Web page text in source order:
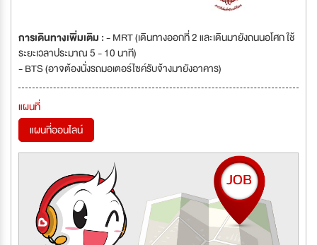
การเดินทางเพิ่มเติม :- MRT (เดินทางออกที่ 2 และเดินมายังถนนอโศก ใช้
ระยะเวลาประมาณ 5 - 10 นาที)
- BTS (อาจต้องนั่งรถมอเตอร์ไซค์รับจ้างมายังอาคาร)
แผนที่
แผนที่ออนไลน์